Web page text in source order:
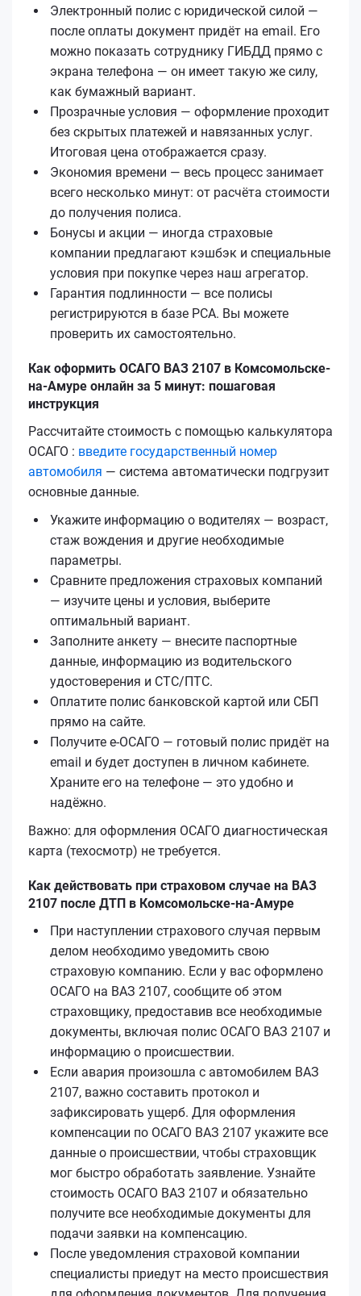
Электронный полис с юридической силой —
после оплаты документ придёт на email. Его
можно показать сотруднику ГИБДД прямо с
экрана телефона — он имеет такую же силу,
как бумажный вариант.
Прозрачные условия — оформление проходит
без скрытых платежей и навязанных услуг.
Итоговая цена отображается сразу.
Экономия времени — весь процесс занимает
всего несколько минут: от расчёта стоимости
до получения полиса.
Бонусы и акции — иногда страховые
компании предлагают кэшбэк и специальные
условия при покупке через наш агрегатор.
Гарантия подлинности — все полисы
регистрируются в базе РСА. Вы можете
проверить их самостоятельно.
Как оформить ОСАГО ВАЗ 2107 в Комсомольске-
на-Амуре онлайн за 5 минут: пошаговая
инструкция
Рассчитайте стоимость с помощью калькулятора
ОСАГО : введите государственный номер
автомобиля — система автоматически подгрузит
основные данные.
Укажите информацию о водителях — возраст,
стаж вождения и другие необходимые
параметры.
Сравните предложения страховых компаний
— изучите цены и условия, выберите
оптимальный вариант.
Заполните анкету — внесите паспортные
данные, информацию из водительского
удостоверения и СТС/ПТС.
Оплатите полис банковской картой или СБП
прямо на сайте.
Получите е‑ОСАГО — готовый полис придёт на
email и будет доступен в личном кабинете.
Храните его на телефоне — это удобно и
надёжно.
Важно: для оформления ОСАГО диагностическая
карта (техосмотр) не требуется.
Как действовать при страховом случае на ВАЗ
2107 после ДТП в Комсомольске-на-Амуре
При наступлении страхового случая первым
делом необходимо уведомить свою
страховую компанию. Если у вас оформлено
ОСАГО на ВАЗ 2107, сообщите об этом
страховщику, предоставив все необходимые
документы, включая полис ОСАГО ВАЗ 2107 и
информацию о происшествии.
Если авария произошла с автомобилем ВАЗ
2107, важно составить протокол и
зафиксировать ущерб. Для оформления
компенсации по ОСАГО ВАЗ 2107 укажите все
данные о происшествии, чтобы страховщик
мог быстро обработать заявление. Узнайте
стоимость ОСАГО ВАЗ 2107 и обязательно
получите все необходимые документы для
подачи заявки на компенсацию.
После уведомления страховой компании
специалисты приедут на место происшествия